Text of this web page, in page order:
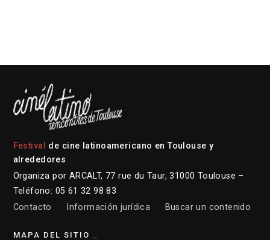
Festival
de cine latinoamericano en Toulouse y
alrededores
Organiza por ARCALT, 77 rue du Taur, 31000 Toulouse –
Teléfono: 05 61 32 98 83
Contacto
Información jurídica Buscar un contenido
MAPA DEL SITIO